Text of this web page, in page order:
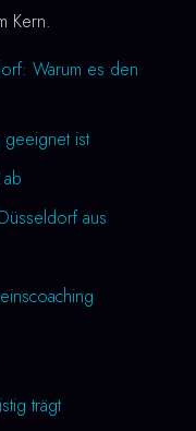
Kern.
Warum es den
geeignet ist
aus
trägt